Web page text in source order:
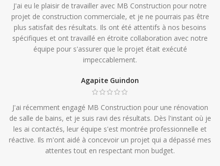
J'ai eu le plaisir de travailler avec MB Construction pour notre
projet de construction commerciale, et je ne pourrais pas être
plus satisfait des résultats. Ils ont été attentifs à nos besoins
spécifiques et ont travaillé en étroite collaboration avec notre
équipe pour s'assurer que le projet était exécuté
impeccablement.
Agapite Guindon
J'ai récemment engagé MB Construction pour une rénovation
de salle de bains, et je suis ravi des résultats. Dès l'instant où je
les ai contactés, leur équipe s'est montrée professionnelle et
réactive. Ils m'ont aidé à concevoir un projet qui a dépassé mes
attentes tout en respectant mon budget.